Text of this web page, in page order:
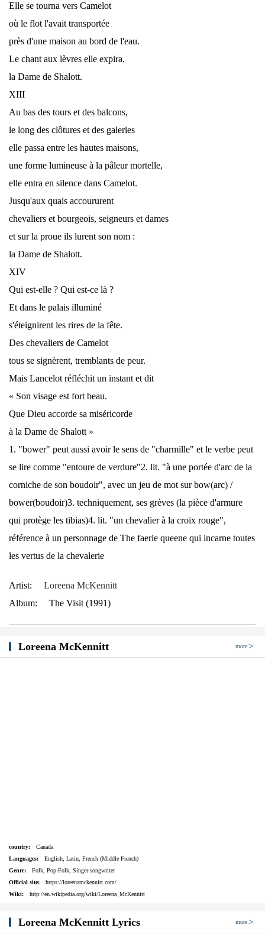
Elle se tourna vers Camelot
où le flot l'avait transportée
près d'une maison au bord de l'eau.
Le chant aux lèvres elle expira,
la Dame de Shalott.
XIII
Au bas des tours et des balcons,
le long des clôtures et des galeries
elle passa entre les hautes maisons,
une forme lumineuse à la pâleur mortelle,
elle entra en silence dans Camelot.
Jusqu'aux quais accoururent
chevaliers et bourgeois, seigneurs et dames
et sur la proue ils lurent son nom :
la Dame de Shalott.
XIV
Qui est-elle ? Qui est-ce là ?
Et dans le palais illuminé
s'éteignirent les rires de la fête.
Des chevaliers de Camelot
tous se signèrent, tremblants de peur.
Mais Lancelot réfléchit un instant et dit
« Son visage est fort beau.
Que Dieu accorde sa miséricorde
à la Dame de Shalott »
1. "bower" peut aussi avoir le sens de "charmille" et le verbe peut
se lire comme "entoure de verdure"2. lit. "à une portée d'arc de la
corniche de son boudoir", avec un jeu de mot sur bow(arc) /
bower(boudoir)3. techniquement, ses grèves (la pièce d'armure
qui protège les tibias)4. lit. "un chevalier à la croix rouge",
référence à un personnage de The faerie queene qui incarne toutes
les vertus de la chevalerie
Artist:
Loreena McKennitt
Album:
The Visit (1991)
Loreena McKennitt more
country:
Canada
Languages:
English, Latin, French (Middle French)
Genre:
Folk, Pop-Folk, Singer-songwriter
Official site:
https://loreenamckennitt.com/
Wiki:
http://en.wikipedia.org/wiki/Loreena_McKennitt
Loreena McKennitt Lyrics more